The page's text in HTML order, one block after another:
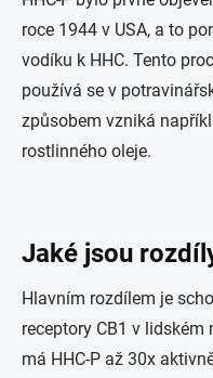
roce 1944 v USA, a to
vodíku k HHC. Tento
používá se v
způsobem vzniká
rostlinného oleje.
Jaké jsou
Hlavním rozdílem je
receptory CB1 v
má HHC-P až 30x